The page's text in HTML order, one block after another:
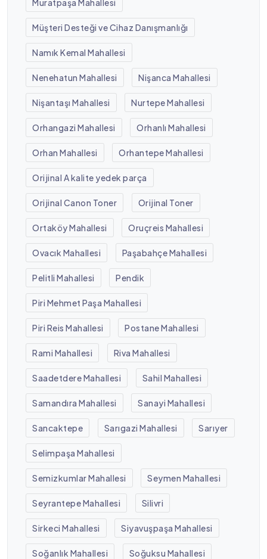
Müşteri Desteği ve Cihaz Danışmanlığı
Namık Kemal Mahallesi
Nenehatun Mahallesi Nişanca Mahallesi
Nişantaşı Mahallesi Nurtepe Mahallesi
Orhangazi Mahallesi Orhanlı Mahallesi
Orhan Mahallesi Orhantepe Mahallesi
Orijinal A kalite yedek parça
Orijinal Canon Toner Orijinal Toner
Ortaköy Mahallesi Oruçreis Mahallesi
Ovacık Mahallesi Paşabahçe Mahallesi
Pelitli Mahallesi Pendik
Piri Mehmet Paşa Mahallesi
Piri Reis Mahallesi Postane Mahallesi
Rami Mahallesi Riva Mahallesi
Saadetdere Mahallesi Sahil Mahallesi
Samandıra Mahallesi Sanayi Mahallesi
Sancaktepe Sarıgazi Mahallesi Sarıyer
Selimpaşa Mahallesi
Semizkumlar Mahallesi Seymen Mahallesi
Seyrantepe Mahallesi Silivri
Sirkeci Mahallesi Siyavuşpaşa Mahallesi
Soğanlık Mahallesi Soğuksu Mahallesi